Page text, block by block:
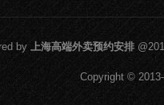
by 上海高端外卖预约安排
Copyright ©